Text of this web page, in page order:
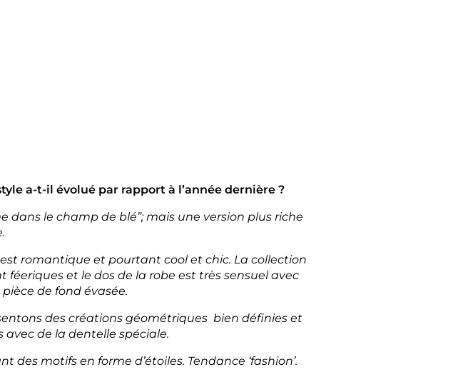
a-t-il évolué par rapport à l’année dernière ?
dans le champ de blé”; mais une version plus riche
est romantique et pourtant cool et chic. La collection
et le dos de la robe est très sensuel avec
de fond évasée.
des créations géométriques bien définies et
de la dentelle spéciale.
motifs en forme d’étoiles. Tendance ‘fashion’.